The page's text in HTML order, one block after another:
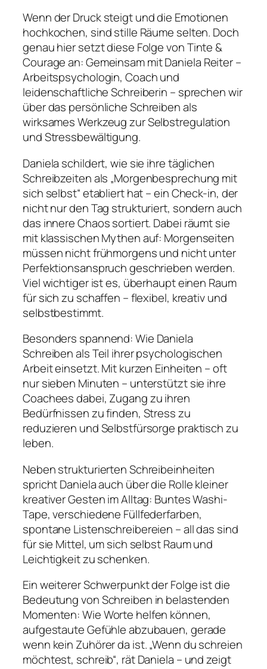
Wenn der Druck steigt und die Emotionen
hochkochen, sind stille Räume selten. Doch
genau hier setzt diese Folge vonTinte &
Couragean: Gemeinsam mit Daniela Reiter –
Arbeitspsychologin, Coach und
leidenschaftliche Schreiberin – sprechen wir
über das persönliche Schreiben als
wirksames Werkzeug zur Selbstregulation
und Stressbewältigung.
Daniela schildert, wie sie ihre täglichen
Schreibzeiten als „Morgenbesprechung mit
sich selbst“ etabliert hat – ein Check-in, der
nicht nur den Tag strukturiert, sondern auch
das innere Chaos sortiert. Dabei räumt sie
mit klassischen Mythen auf: Morgenseiten
müssen nicht frühmorgens und nicht unter
Perfektionsanspruch geschrieben werden.
Viel wichtiger ist es, überhaupt einen Raum
für sich zu schaffen – flexibel, kreativ und
selbstbestimmt.
Besonders spannend: Wie Daniela
Schreiben als Teil ihrer psychologischen
Arbeit einsetzt. Mit kurzen Einheiten – oft
nur sieben Minuten – unterstützt sie ihre
Coachees dabei, Zugang zu ihren
Bedürfnissen zu finden, Stress zu
reduzieren und Selbstfürsorge praktisch zu
leben.
Neben strukturierten Schreibeinheiten
spricht Daniela auch über die Rolle kleiner
kreativer Gesten im Alltag: Buntes Washi-
Tape, verschiedene Füllfederfarben,
spontane Listenschreibereien – all das sind
für sie Mittel, um sich selbst Raum und
Leichtigkeit zu schenken.
Ein weiterer Schwerpunkt der Folge ist die
Bedeutung von Schreiben in belastenden
Momenten: Wie Worte helfen können,
aufgestaute Gefühle abzubauen, gerade
wenn kein Zuhörer da ist. „Wenn du schreien
möchtest, schreib“, rät Daniela – und zeigt